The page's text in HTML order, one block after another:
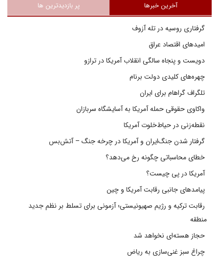
آخرین خبرها پر بازدیدترین ها
گرفتاری روسیه در تله آزوف
امیدهای اقتصاد عراق
دویست و پنجاه سالگی انقلاب آمریکا در ترازو
چهره‌های کلیدی دولت برنام
تلگراف گراهام برای ایران
واکاوی حقوقی حمله آمریکا به آسایشگاه سربازان
نقطه‌زنی در حیاط‌خلوت آمریکا
گرفتار شدن جنگ‌ایران و آمریکا در چرخه جنگ – آتش‌بس
خطای محاسباتی چگونه رخ می‌دهد؟
آمریکا در پی چیست؟
پیامدهای جانبی رقابت آمریکا و چین
رقابت ترکیه و رژیم صهیونیستی؛ آزمونی برای تسلط بر نظم جدید
منطقه
حجاز هسته‌ای نخواهد شد
چراغ سبز غنی‌سازی به ریاض